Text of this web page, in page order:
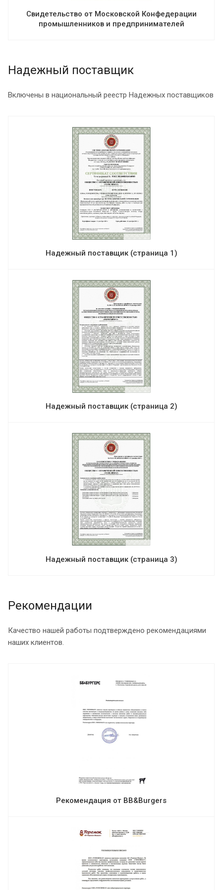
Свидетельство от Московской Конфедерации
промышленников и предпринимателей
Надежный поставщик
Включены в национальный реестр Надежных поставщиков
Надежный поставщик (страница 1)
Надежный поставщик (страница 2)
Надежный поставщик (страница 3)
Рекомендации
Качество нашей работы подтверждено рекомендациями
наших клиентов.
Рекомендация от BB&Burgers